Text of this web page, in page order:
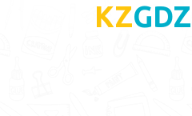
KZGDZ